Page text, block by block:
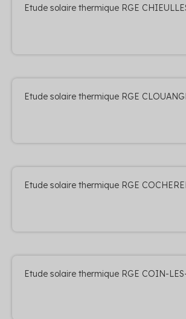
Etude solaire thermique RGE
Etude solaire thermique RGE
Etude solaire thermique RGE
Etude solaire thermique RGE COIN-